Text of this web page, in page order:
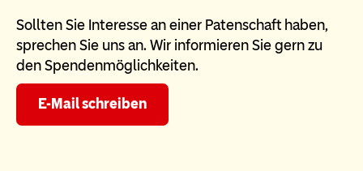
Sollten Sie Interesse an einer Patenschaft haben,
sprechen Sie uns an. Wir informieren Sie gern zu
den Spendenmöglichkeiten.
E-Mail schreiben